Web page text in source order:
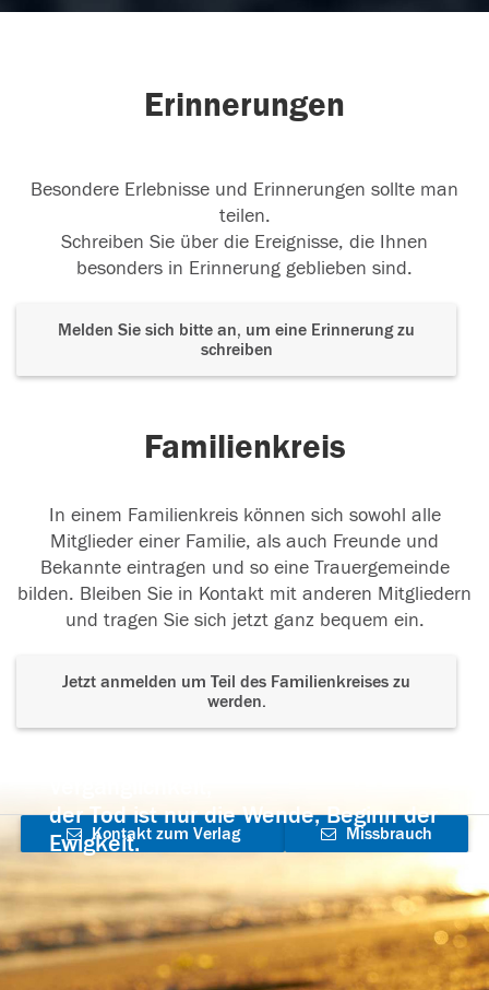
Erinnerungen
Besondere Erlebnisse und Erinnerungen sollte man
teilen.
Schreiben Sie über die Ereignisse, die Ihnen
besonders in Erinnerung geblieben sind.
Melden Sie sich bitte an, um eine Erinnerung zu
schreiben
Familienkreis
In einem Familienkreis können sich sowohl alle
Mitglieder einer Familie, als auch Freunde und
Bekannte eintragen und so eine Trauergemeinde
bilden. Bleiben Sie in Kontakt mit anderen Mitgliedern
und tragen Sie sich jetzt ganz bequem ein.
Jetzt anmelden um Teil des Familienkreises zu
werden.
der Tod ist nur die Wende, Beginn der
Ewigkeit.
Kontakt zum Verlag
aufnehmen
Missbrauch